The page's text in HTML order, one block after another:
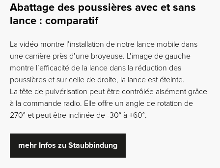
Abattage des poussières avec et sans
lance : comparatif
La vidéo montre l’installation de notre lance mobile dans
une carrière près d’une broyeuse. L’image de gauche
montre l’efficacité de la lance dans la réduction des
poussières et sur celle de droite, la lance est éteinte.
La tête de pulvérisation peut être contrôlée aisément grâce
à la commande radio. Elle offre un angle de rotation de
270° et peut être inclinée de -30° à +60°.
mehr Infos zu Staubbindung